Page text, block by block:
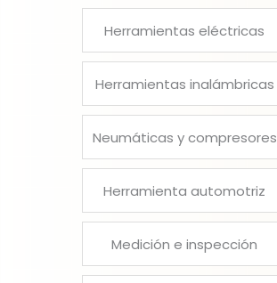
Herramientas eléctricas
Herramientas inalámbricas
Neumáticas y compresores
Herramienta automotriz
Medición e inspección